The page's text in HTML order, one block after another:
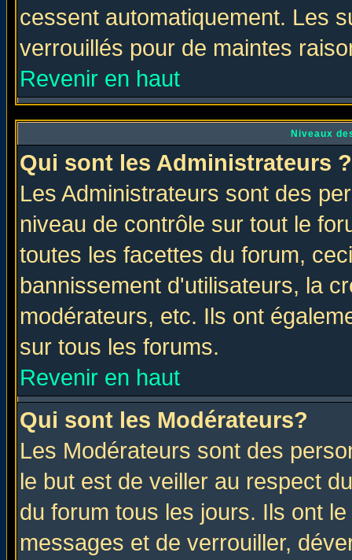
cessent automatiquement. Les
verrouillés pour de maintes
Revenir en haut
Niveaux
Qui sont les Administrateurs ?
Les Administrateurs sont des
niveau de contrôle sur tout le
toutes les facettes du forum,
bannissement d'utilisateurs, la
modérateurs, etc. Ils ont
sur tous les forums.
Revenir en haut
Qui sont les Modérateurs?
Les Modérateurs sont des
le but est de veiller au respect
du forum tous les jours. Ils ont
messages et de verrouiller,